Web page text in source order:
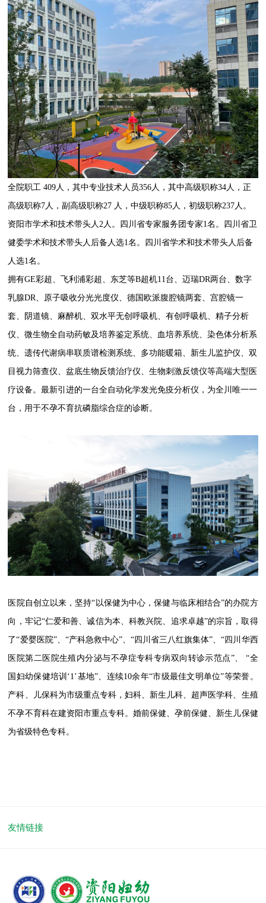
全院职工 409人，其中专业技术人员356人，其中高级职称34人，正
高级职称7人，副高级职称27 人，中级职称85人，初级职称237人。
资阳市学术和技术带头人2人。四川省专家服务团专家1名。四川省卫
健委学术和技术带头人后备人选1名。四川省学术和技术带头人后备
人选1名。
拥有GE彩超、飞利浦彩超、东芝等B超机11台、迈瑞DR两台、数字
乳腺DR、原子吸收分光光度仪、德国欧派腹腔镜两套、宫腔镜一
套、阴道镜、麻醉机、双水平无创呼吸机、有创呼吸机、精子分析
仪、微生物全自动药敏及培养鉴定系统、血培养系统、染色体分析系
统、遗传代谢病串联质谱检测系统、多功能暖箱、新生儿监护仪、双
目视力筛查仪、盆底生物反馈治疗仪、生物刺激反馈仪等高端大型医
疗设备。最新引进的一台全自动化学发光免疫分析仪，为全川唯一一
台，用于不孕不育抗磷脂综合症的诊断。
医院自创立以来，坚持“以保健为中心，保健与临床相结合”的办院方
向，牢记“仁爱和善、诚信为本、科教兴院、追求卓越”的宗旨，取得
了“爱婴医院”、“产科急救中心”、“四川省三八红旗集体”、“四川华西
医院第二医院生殖内分泌与不孕症专科专病双向转诊示范点”、 “全
国妇幼保健培训‘1’基地”、连续10余年“市级最佳文明单位”等荣誉。
产科、儿保科为市级重点专科，妇科、新生儿科、超声医学科、生殖
不孕不育科在建资阳市重点专科。婚前保健、孕前保健、新生儿保健
为省级特色专科。
友情链接